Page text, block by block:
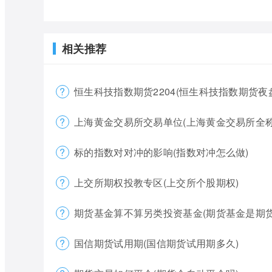
相关推荐
恒生科技指数期货2204(恒生科技指数期货夜
上海黄金交易所交易单位(上海黄金交易所全
标的指数对对冲的影响(指数对冲怎么做)
上交所期权投教专区(上交所个股期权)
期货基金算不算另类投资基金(期货基金是期
国信期货试用期(国信期货试用期多久)